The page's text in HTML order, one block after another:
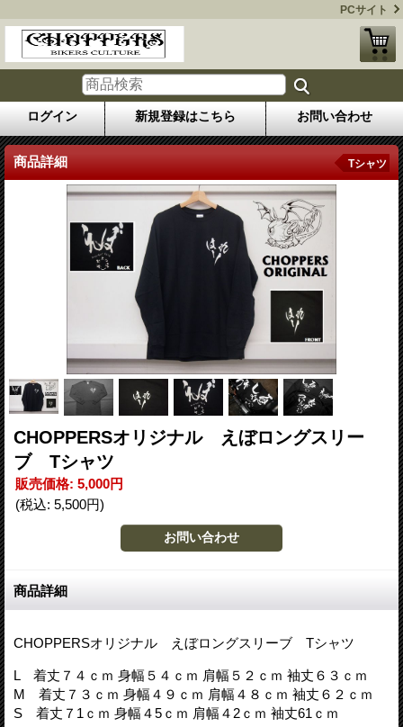
PCサイト
ログイン 新規登録はこちら お問い合わせ
商品詳細 Tシャツ
CHOPPERSオリジナル えぼロングスリー
ブ Tシャツ
販売価格: 5,000円
(税込: 5,500円)
商品詳細
CHOPPERSオリジナル えぼロングスリーブ Tシャツ
L 着丈７４ｃｍ 身幅５４ｃｍ 肩幅５２ｃｍ 袖丈６３ｃｍ
M 着丈７３ｃｍ 身幅４９ｃｍ 肩幅４８ｃｍ 袖丈６２ｃｍ
S 着丈７1ｃｍ 身幅４5ｃｍ 肩幅４2ｃｍ 袖丈61ｃｍ